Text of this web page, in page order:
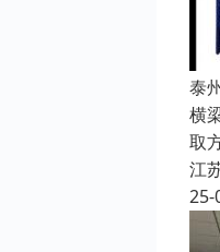
泰
横
取
江
25-